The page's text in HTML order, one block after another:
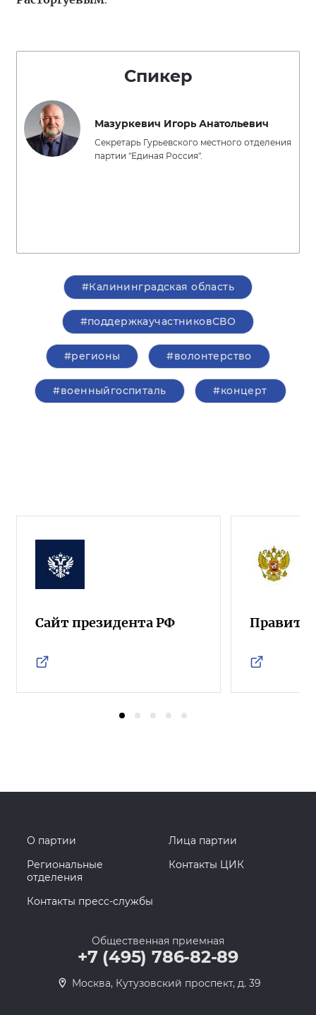
Спикер
Мазуркевич Игорь Анатольевич
Секретарь Гурьевского местного отделения
партии "Единая Россия".
#Калининградская область
#поддержкаучастниковСВО
#регионы #волонтерство
#военныйгоспиталь #концерт
Сайт президента РФ
О партии
Лица партии
Региональные
отделения
Контакты ЦИК
Контакты пресс-службы
Общественная приемная
+7 (495) 786-82-89
Москва, Кутузовский проспект, д. 39